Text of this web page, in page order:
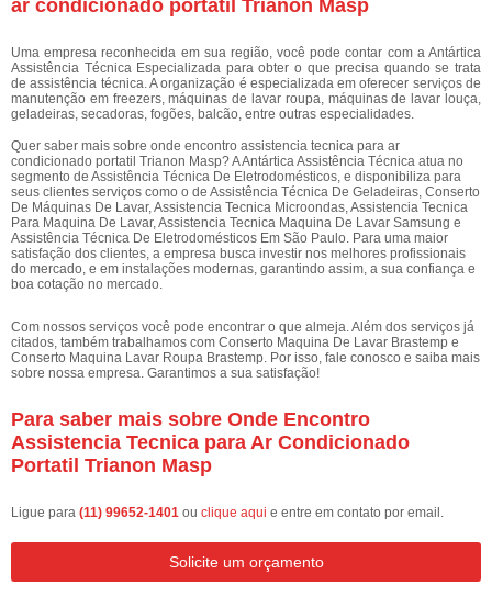
ar condicionado portatil Trianon Masp
Uma empresa reconhecida em sua região, você pode contar com a Antártica
Assistência Técnica Especializada para obter o que precisa quando se trata
de assistência técnica. A organização é especializada em oferecer serviços de
manutenção em freezers, máquinas de lavar roupa, máquinas de lavar louça,
geladeiras, secadoras, fogões, balcão, entre outras especialidades.
Quer saber mais sobre onde encontro assistencia tecnica para ar
condicionado portatil Trianon Masp? A Antártica Assistência Técnica atua no
segmento de Assistência Técnica De Eletrodomésticos, e disponibiliza para
seus clientes serviços como o de Assistência Técnica De Geladeiras, Conserto
De Máquinas De Lavar, Assistencia Tecnica Microondas, Assistencia Tecnica
Para Maquina De Lavar, Assistencia Tecnica Maquina De Lavar Samsung e
Assistência Técnica De Eletrodomésticos Em São Paulo. Para uma maior
satisfação dos clientes, a empresa busca investir nos melhores profissionais
do mercado, e em instalações modernas, garantindo assim, a sua confiança e
boa cotação no mercado.
Com nossos serviços você pode encontrar o que almeja. Além dos serviços já
citados, também trabalhamos com Conserto Maquina De Lavar Brastemp e
Conserto Maquina Lavar Roupa Brastemp. Por isso, fale conosco e saiba mais
sobre nossa empresa. Garantimos a sua satisfação!
Para saber mais sobre Onde Encontro
Assistencia Tecnica para Ar Condicionado
Portatil Trianon Masp
Ligue para (11) 99652-1401 ou clique aqui e entre em contato por email.
Solicite um orçamento